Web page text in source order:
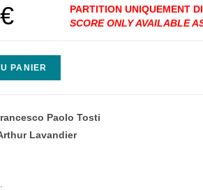
€
PANIER
Paolo Tosti
Lavandier